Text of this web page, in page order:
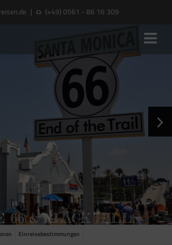
| (+49) 0561 - 86 16 309
66 & BLACK HILLS
Einreisebestimmungen